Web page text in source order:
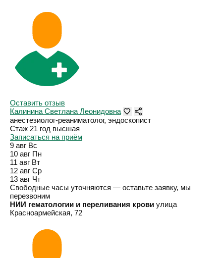
Оставить отзыв
Калинина Светлана Леонидовна
анестезиолог-реаниматолог, эндоскопист
Стаж 21 год высшая
Записаться на приём
9 авг Вс
10 авг Пн
11 авг Вт
12 авг Ср
13 авг Чт
Свободные часы уточняются — оставьте заявку, мы
перезвоним
НИИ гематологии и переливания крови улица
Красноармейская, 72